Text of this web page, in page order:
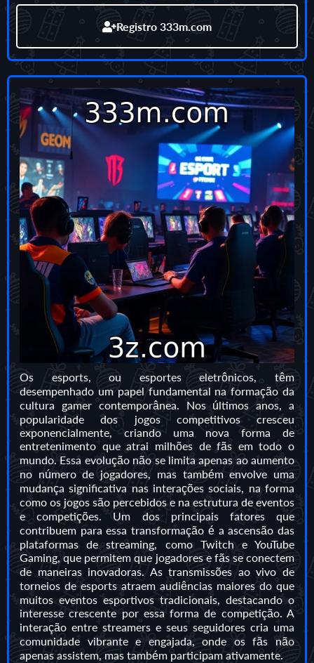
Registro 333m.com
Os esports, ou esportes eletrônicos, têm
desempenhado um papel fundamental na formação da
cultura gamer contemporânea. Nos últimos anos, a
popularidade dos jogos competitivos cresceu
exponencialmente, criando uma nova forma de
entretenimento que atrai milhões de fãs em todo o
mundo. Essa evolução não se limita apenas ao aumento
no número de jogadores, mas também envolve uma
mudança significativa nas interações sociais, na forma
como os jogos são percebidos e na estrutura de eventos
e competições. Um dos principais fatores que
contribuem para essa transformação é a ascensão das
plataformas de streaming, como Twitch e YouTube
Gaming, que permitem que jogadores e fãs se conectem
de maneiras inovadoras. As transmissões ao vivo de
torneios de esports atraem audiências maiores do que
muitos eventos esportivos tradicionais, destacando o
interesse crescente por essa forma de competição. A
interação entre streamers e seus seguidores cria uma
comunidade vibrante e engajada, onde os fãs não
apenas assistem, mas também participam ativamente.